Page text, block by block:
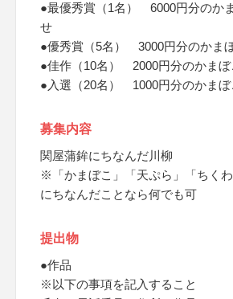
●最優秀賞（1名） 6000円分のか
せ
●優秀賞（5名） 3000円分のかま
●佳作（10名） 2000円分のかまぼ
●入選（20名） 1000円分のかまぼ
募集内容
関屋蒲鉾にちなんだ川柳
※「かまぼこ」「天ぷら」「ちく
にちなんだことなら何でも可
提出物
●作品
※以下の事項を記入すること